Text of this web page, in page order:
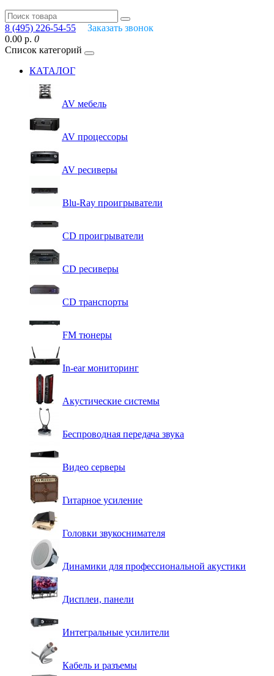
8 (495) 226-54-55
Заказать звонок
0.00 р. 0
Список категорий
КАТАЛОГ
AV мебель
AV процессоры
AV ресиверы
Blu-Ray проигрыватели
CD проигрыватели
CD ресиверы
CD транспорты
FM тюнеры
In-ear мониторинг
Акустические системы
Беспроводная передача звука
Видео серверы
Гитарное усиление
Головки звукоснимателя
Динамики для профессиональной акустики
Дисплеи, панели
Интегральные усилители
Кабель и разъемы